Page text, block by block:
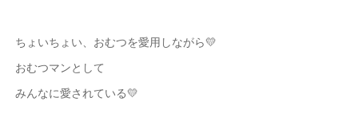
ちょいちょい、おむつを愛用しながら💛
おむつマンとして
みんなに愛されている💛